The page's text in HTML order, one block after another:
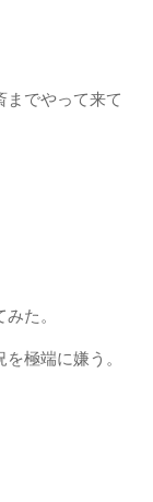
までやって来て
た。
極端に嫌う。